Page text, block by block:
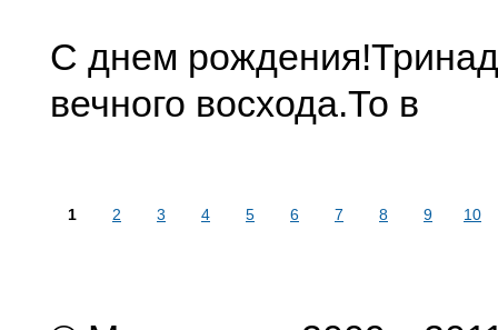
С днем рождения!
вечного восхода.То в
1 2 3 4 5 6 7 8 9 10